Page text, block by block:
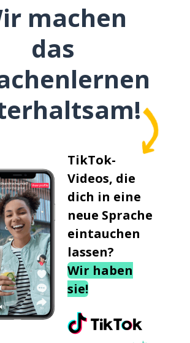
machen
das
TikTok-
Videos, die
dich in eine
neue Sprache
eintauchen
lassen?
Wir haben
sie!